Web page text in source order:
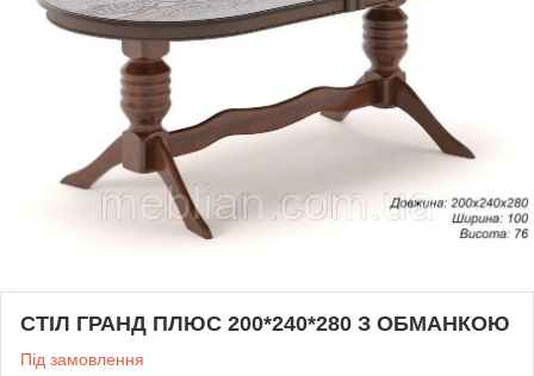
СТІЛ ГРАНД ПЛЮС 200*240*280 З ОБМАНКОЮ
Під замовлення